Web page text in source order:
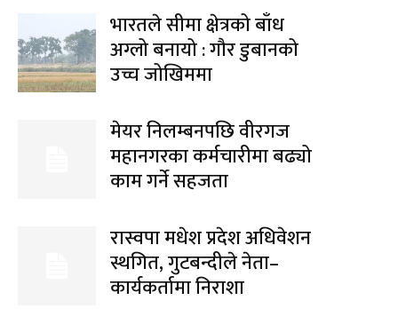
भारतले सीमा क्षेत्रको बाँध
अग्लो बनायो : गौर डुबानको
उच्च जोखिममा
मेयर निलम्बनपछि वीरगज
महानगरका कर्मचारीमा बढ्यो
काम गर्ने सहजता
रास्वपा मधेश प्रदेश अधिवेशन
स्थगित, गुटबन्दीले नेता–
कार्यकर्तामा निराशा